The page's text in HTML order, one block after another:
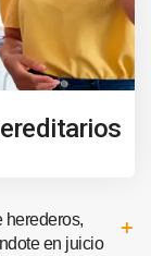
herederos,
en juicio